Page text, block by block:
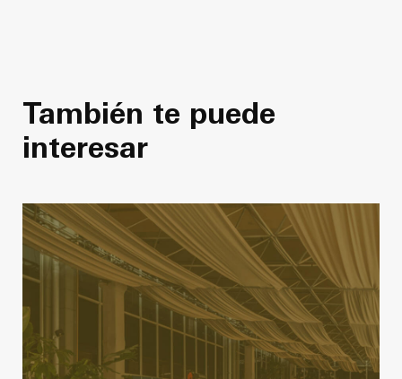
También te puede
interesar